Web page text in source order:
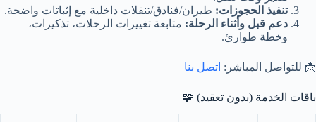
تنفيذ الحجوزات: طيران/فنادق/تنقلات داخلية مع إثباتات واضحة.
دعم قبل وأثناء الرحلة: متابعة تغييرات الرحلات، تذكيرات،
وخطة طوارئ.
📩 للتواصل المباشر: اتصل بنا
باقات الخدمة (بدون تعقيد) 🧩